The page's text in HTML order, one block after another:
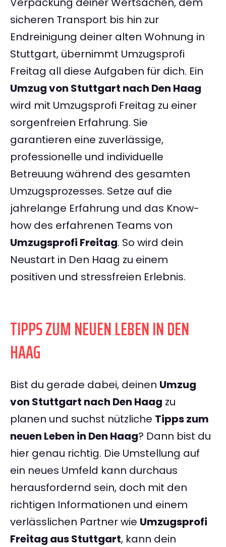
sicheren Transport bis hin zur
Endreinigung deiner alten Wohnung in
Stuttgart, übernimmt Umzugsprofi
Freitag all diese Aufgaben für dich. Ein
Umzug von Stuttgart nach Den Haag
wird mit Umzugsprofi Freitag zu einer
sorgenfreien Erfahrung. Sie
garantieren eine zuverlässige,
professionelle und individuelle
Betreuung während des gesamten
Umzugsprozesses. Setze auf die
jahrelange Erfahrung und das Know-
how des erfahrenen Teams von
Umzugsprofi Freitag. So wird dein
Neustart in Den Haag zu einem
positiven und stressfreien Erlebnis.
TIPPS ZUM NEUEN LEBEN IN DEN
HAAG
Bist du gerade dabei, deinen Umzug
von Stuttgart nach Den Haag zu
planen und suchst nützliche Tipps zum
neuen Leben in Den Haag? Dann bist du
hier genau richtig. Die Umstellung auf
ein neues Umfeld kann durchaus
herausfordernd sein, doch mit den
richtigen Informationen und einem
verlässlichen Partner wie Umzugsprofi
Freitag aus Stuttgart, kann dein